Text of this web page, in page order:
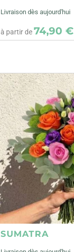
Livraison dès aujourd'hui
à partir de74,90 €
SUMATRA